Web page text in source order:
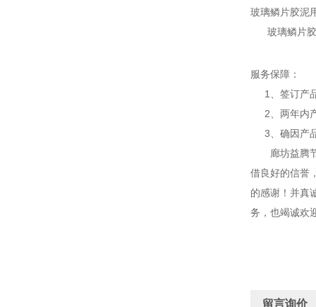
玻璃鳞片胶泥
玻璃鳞片胶
服务保障：
1、签订产
2、两年内产
3、确因产品
廊坊益腾节
借良好的信誉
的感谢！并真
务，也竭诚欢
留言询价